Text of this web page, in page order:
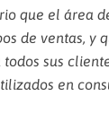
que el área
de ventas, y
sus
en